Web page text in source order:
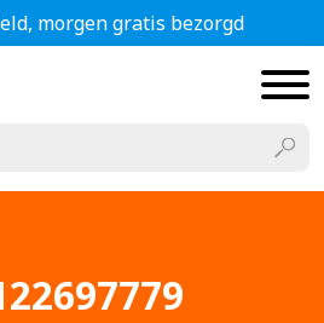
morgen gratis bezorgd